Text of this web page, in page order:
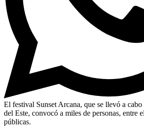
El festival Sunset Arcana, que se llevó a
del Este, convocó a miles de personas, entre
públicas.